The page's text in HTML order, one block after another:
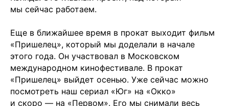
мы сейчас работаем.
Еще в ближайшее время в прокат выходит фильм
«Пришелец», который мы доделали в начале
этого года. Он участвовал в Московском
международном кинофестивале. В прокат
«Пришелец» выйдет осенью. Уже сейчас можно
посмотреть наш сериал «Юг» на «Окко»
и скоро — на «Первом». Его мы снимали весь